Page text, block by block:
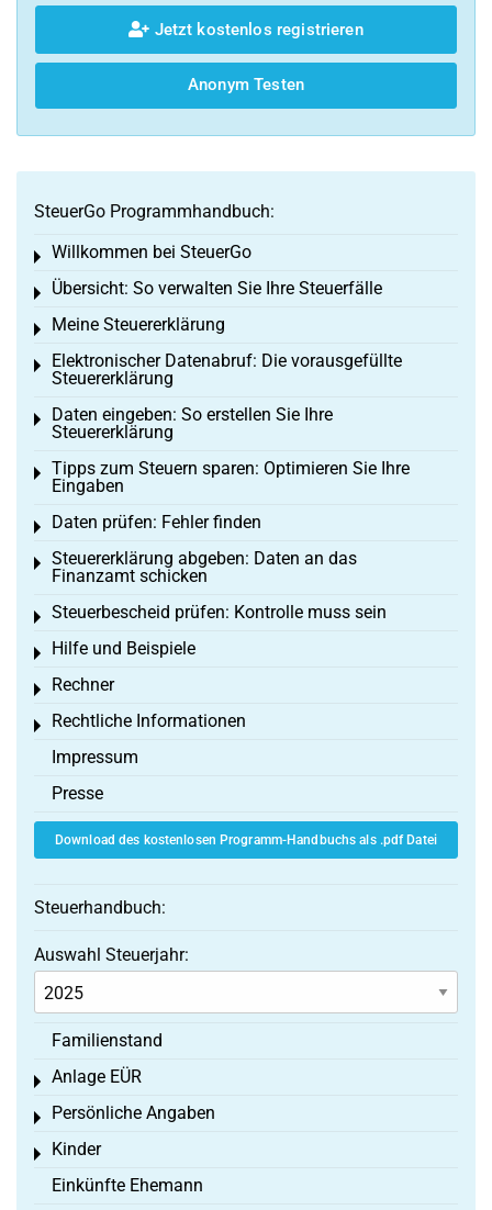
Jetzt kostenlos registrieren
Anonym Testen
SteuerGo Programmhandbuch:
Willkommen bei SteuerGo
Toggle menu
Übersicht: So verwalten Sie Ihre Steuerfälle
Toggle menu
Meine Steuererklärung
Toggle menu
Elektronischer Datenabruf: Die vorausgefüllte
Steuererklärung
Toggle menu
Daten eingeben: So erstellen Sie Ihre
Steuererklärung
Toggle menu
Tipps zum Steuern sparen: Optimieren Sie Ihre
Eingaben
Toggle menu
Daten prüfen: Fehler finden
Toggle menu
Steuererklärung abgeben: Daten an das
Finanzamt schicken
Toggle menu
Steuerbescheid prüfen: Kontrolle muss sein
Toggle menu
Hilfe und Beispiele
Toggle menu
Rechner
Toggle menu
Rechtliche Informationen
Toggle menu
Impressum
Presse
Download des kostenlosen Programm-Handbuchs als .pdf Datei
Steuerhandbuch:
Auswahl Steuerjahr:
Familienstand
Anlage EÜR
Toggle menu
Persönliche Angaben
Toggle menu
Kinder
Toggle menu
Einkünfte Ehemann